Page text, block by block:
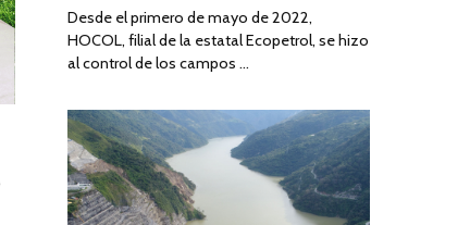
Desde el primero de mayo de 2022,
HOCOL, filial de la estatal Ecopetrol, se hizo
al control de los campos …